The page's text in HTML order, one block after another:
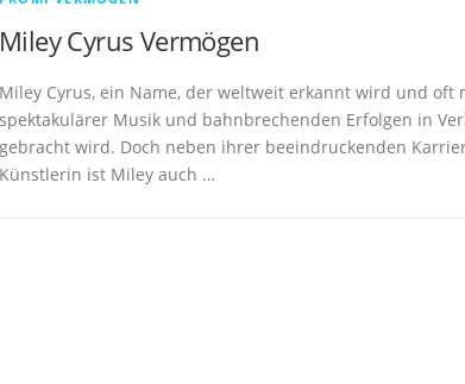
Miley Cyrus Vermögen
Miley Cyrus, ein Name, der weltweit erkannt wird und oft
spektakulärer Musik und bahnbrechenden Erfolgen in
gebracht wird. Doch neben ihrer beeindruckenden
Künstlerin ist Miley auch …